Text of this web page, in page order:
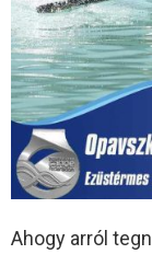
Ahogy arról